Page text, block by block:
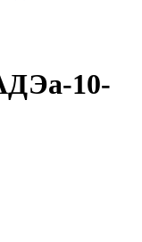
10-